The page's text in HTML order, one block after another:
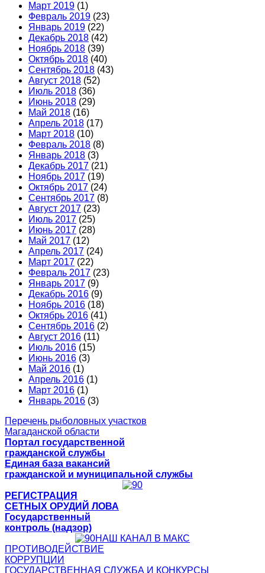
Март 2019 (1)
Февраль 2019 (23)
Январь 2019 (22)
Декабрь 2018 (42)
Ноябрь 2018 (39)
Октябрь 2018 (40)
Сентябрь 2018 (43)
Август 2018 (52)
Июль 2018 (36)
Июнь 2018 (29)
Май 2018 (16)
Апрель 2018 (17)
Март 2018 (10)
Февраль 2018 (8)
Январь 2018 (3)
Декабрь 2017 (21)
Ноябрь 2017 (19)
Октябрь 2017 (24)
Сентябрь 2017 (8)
Август 2017 (23)
Июль 2017 (25)
Июнь 2017 (28)
Май 2017 (12)
Апрель 2017 (24)
Март 2017 (22)
Февраль 2017 (23)
Январь 2017 (9)
Декабрь 2016 (9)
Ноябрь 2016 (18)
Октябрь 2016 (41)
Сентябрь 2016 (2)
Август 2016 (11)
Июль 2016 (15)
Июнь 2016 (3)
Май 2016 (1)
Апрель 2016 (1)
Март 2016 (1)
Январь 2016 (3)
Перечень рыболовных участков
Магаданской области
Портал государственной
гражданской службы
Единая база вакансий
гражданской и муниципальной службы
РЕГИСТРАЦИЯ
СЕТНЫХ ОРУДИЙ ЛОВА
Государственный
контроль (надзор)
НАШ КАНАЛ В МАКС
ПРОТИВОДЕЙСТВИЕ
КОРРУПЦИИ
ГОСУДАРСТВЕННАЯ СЛУЖБА И КОНКУРСЫ